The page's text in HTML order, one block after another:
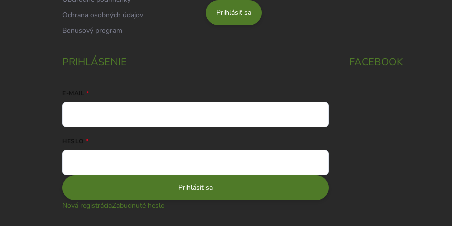
Ochrana osobných údajov
Bonusový program
Prihlásiť sa
PRIHLÁSENIE
E-MAIL
HESLO
Prihlásiť sa
Nová registráciaZabudnuté heslo
FACEBOOK